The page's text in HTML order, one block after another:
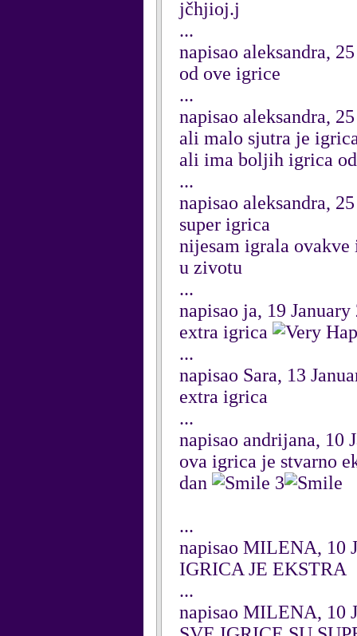
jčhjioj.j
...
napisao aleksandra,
od ove igrice
...
napisao aleksandra,
ali malo sjutra je
ali ima boljih igrica
...
napisao aleksandra,
super igrica
nijesam igrala ovakve
u zivotu
...
napisao ja, 19 January
extra igrica
...
napisao Sara, 13
extra igrica
...
napisao andrijana, 10
ova igrica je stvarno
dan
3
...
napisao MILENA, 10
IGRICA JE EKSTRA
...
napisao MILENA, 10